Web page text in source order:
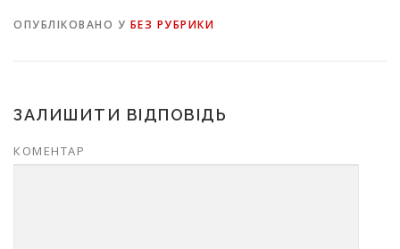
ОПУБЛІКОВАНО У БЕЗ РУБРИКИ
ЗАЛИШИТИ ВІДПОВІДЬ
КОМЕНТАР